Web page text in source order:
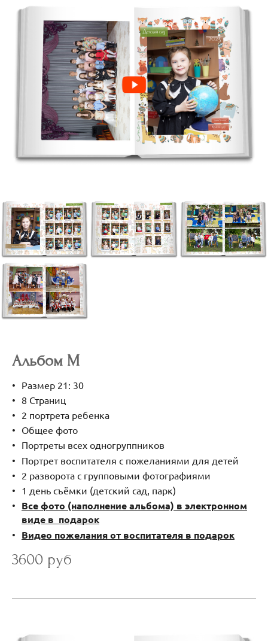
Альбом М
Размер 21: 30
8 Страниц
2 портрета ребенка
Общее фото
Портреты всех одногруппников
Портрет воспитателя с пожеланиями для детей
2 разворота с групповыми фотографиями
1 день съёмки (детский сад, парк)
Все фото (наполнение альбома) в электронном
виде в подарок
Видео пожелания от воспитателя в подарок
3600 руб